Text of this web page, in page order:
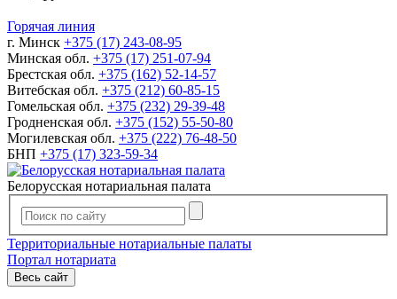
Горячая линия
г. Минск +375 (17) 243-08-95
Минская обл. +375 (17) 251-07-94
Брестская обл. +375 (162) 52-14-57
Витебская обл. +375 (212) 60-85-15
Гомельская обл. +375 (232) 29-39-48
Гродненская обл. +375 (152) 55-50-80
Могилевская обл. +375 (222) 76-48-50
БНП +375 (17) 323-59-34
Белорусская нотариальная палата
Территориальные нотариальные палаты
Портал нотариата
Весь сайт